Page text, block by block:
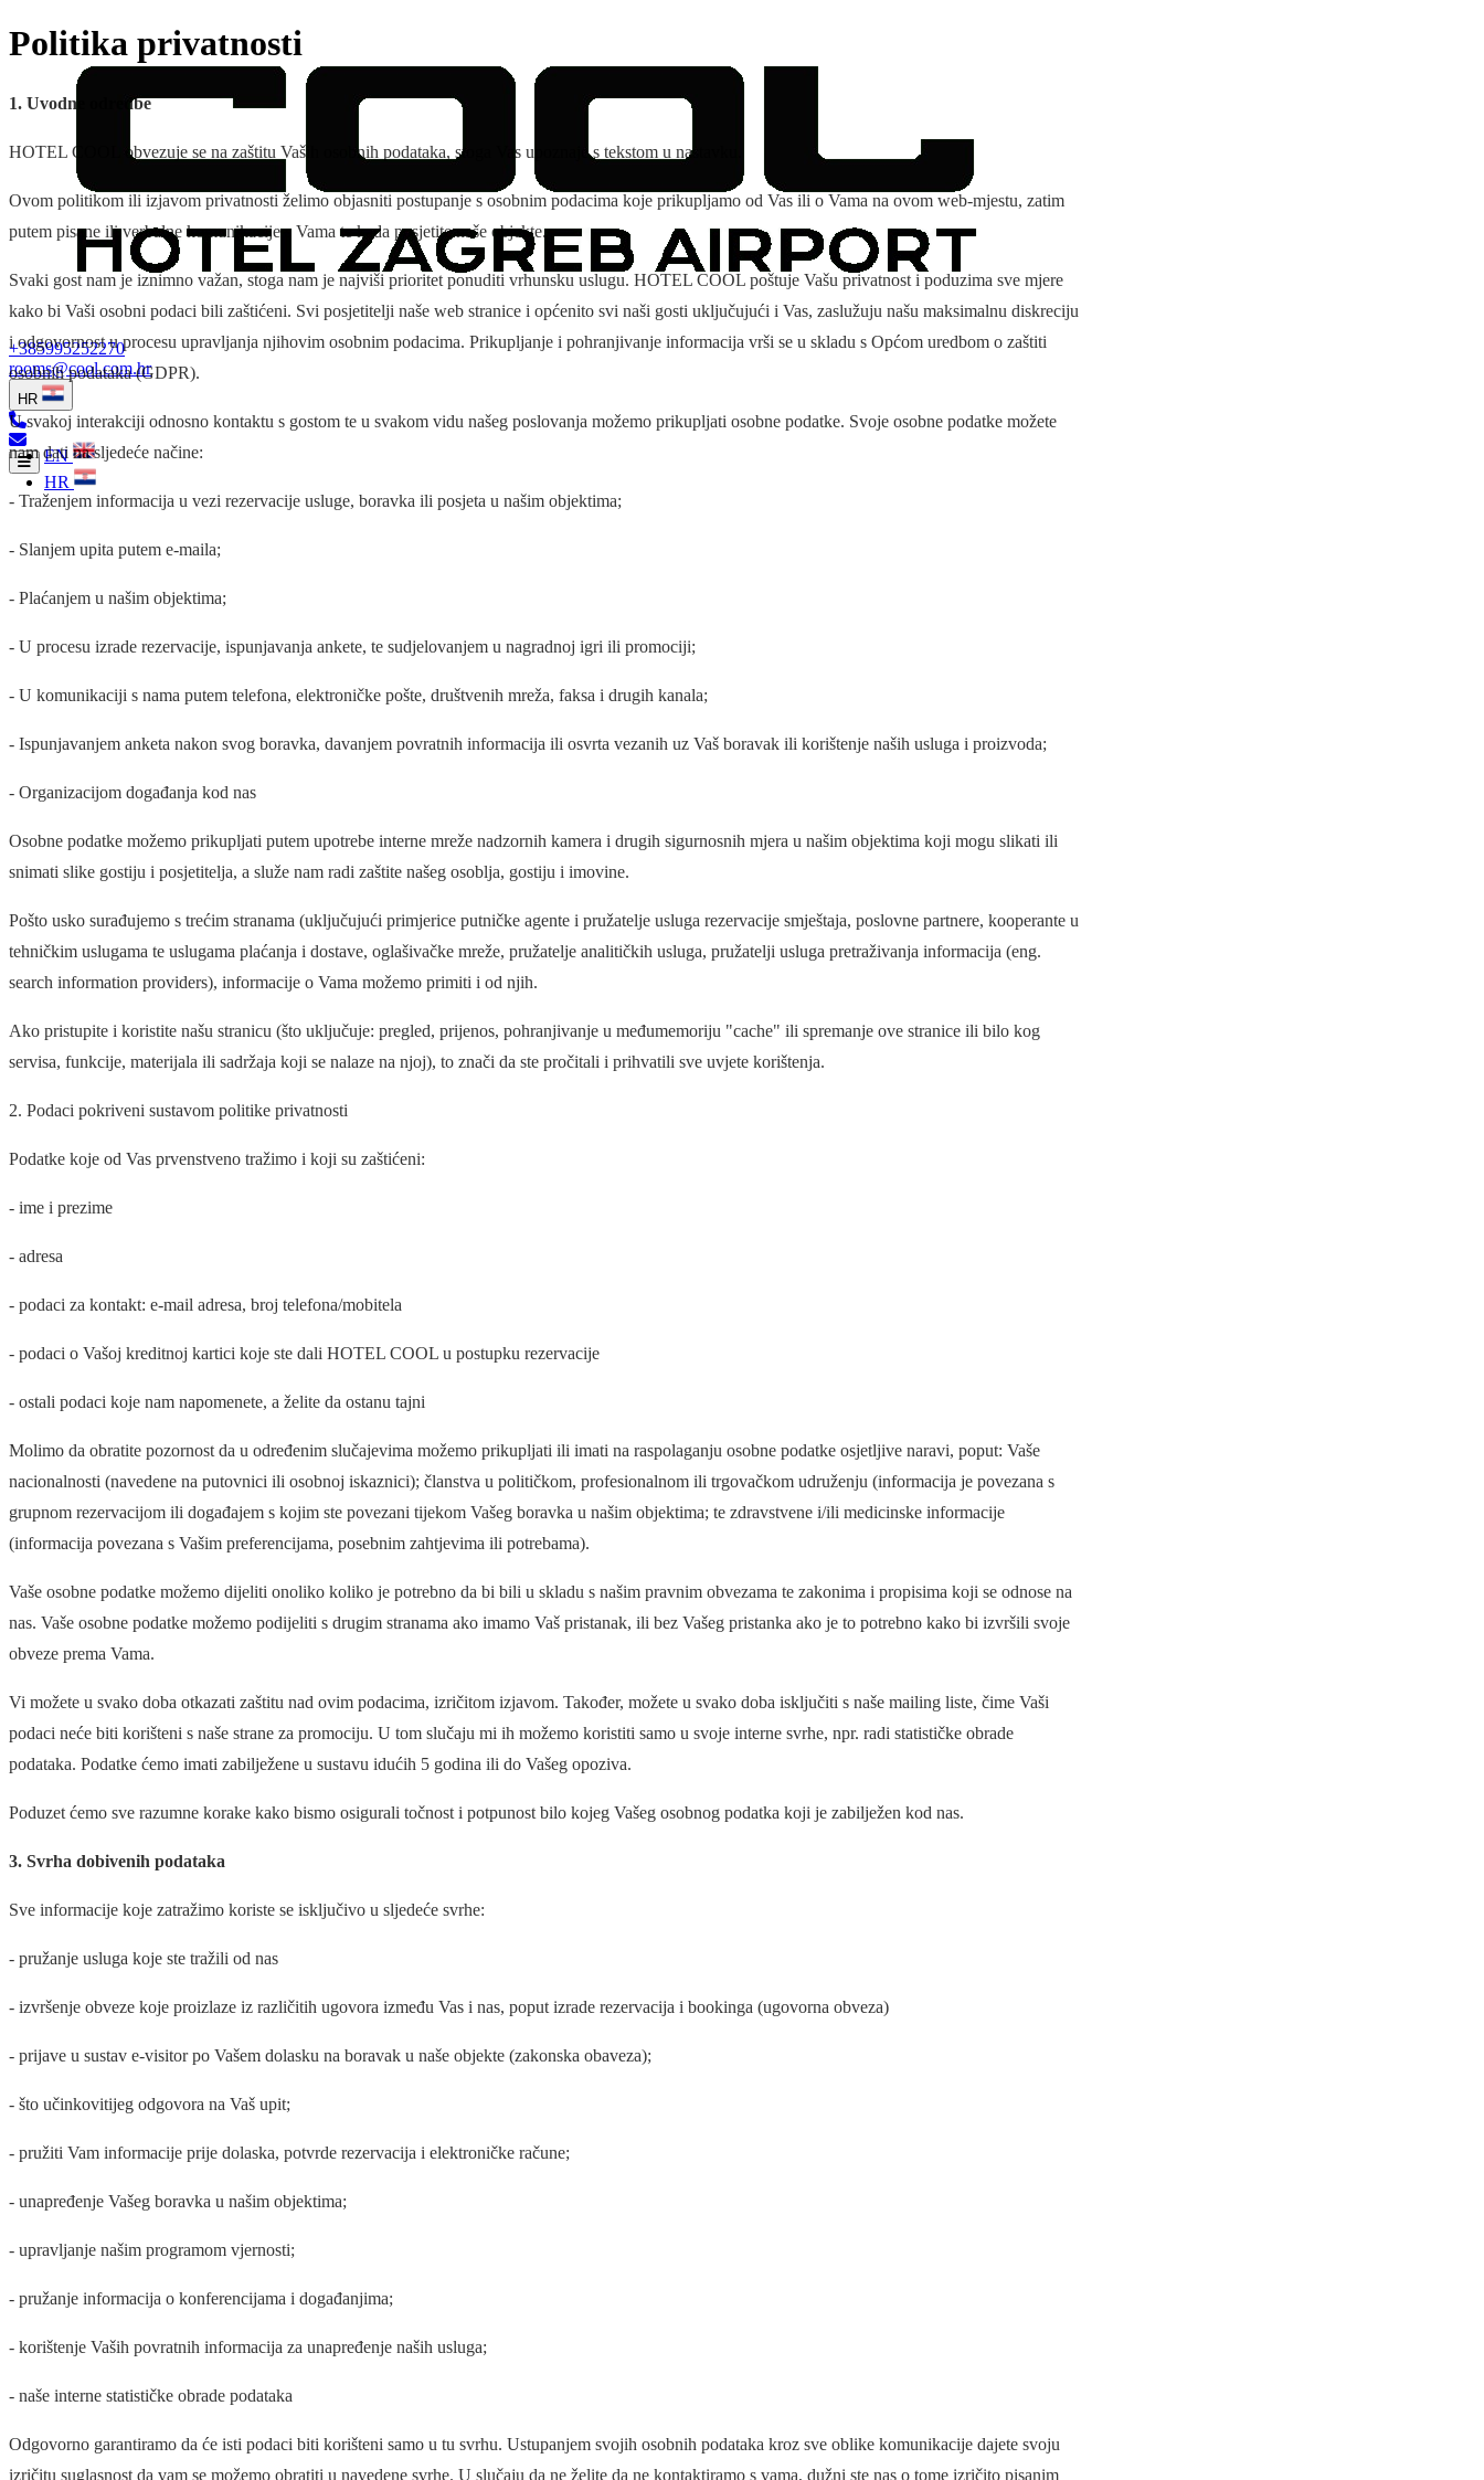
+385995252270
rooms@cool.com.hr
HR
EN
HR
Politika privatnosti
1. Uvodne odredbe
HOTEL COOL obvezuje se na zaštitu Vaših osobnih podataka, stoga Vas upoznaje s tekstom u nastavku.
Ovom politikom ili izjavom privatnosti želimo objasniti postupanje s osobnim podacima koje prikupljamo od Vas ili o Vama na ovom web-mjestu, zatim
putem pisane ili verbalne komunikacije s Vama te kada posjetite naše objekte.
Svaki gost nam je iznimno važan, stoga nam je najviši prioritet ponuditi vrhunsku uslugu. HOTEL COOL poštuje Vašu privatnost i poduzima sve mjere
kako bi Vaši osobni podaci bili zaštićeni. Svi posjetitelji naše web stranice i općenito svi naši gosti uključujući i Vas, zaslužuju našu maksimalnu diskreciju
i odgovornost u procesu upravljanja njihovim osobnim podacima. Prikupljanje i pohranjivanje informacija vrši se u skladu s Općom uredbom o zaštiti
osobnih podataka (GDPR).
U svakoj interakciji odnosno kontaktu s gostom te u svakom vidu našeg poslovanja možemo prikupljati osobne podatke. Svoje osobne podatke možete
nam dati na sljedeće načine:
- Traženjem informacija u vezi rezervacije usluge, boravka ili posjeta u našim objektima;
- Slanjem upita putem e-maila;
- Plaćanjem u našim objektima;
- U procesu izrade rezervacije, ispunjavanja ankete, te sudjelovanjem u nagradnoj igri ili promociji;
- U komunikaciji s nama putem telefona, elektroničke pošte, društvenih mreža, faksa i drugih kanala;
- Ispunjavanjem anketa nakon svog boravka, davanjem povratnih informacija ili osvrta vezanih uz Vaš boravak ili korištenje naših usluga i proizvoda;
- Organizacijom događanja kod nas
Osobne podatke možemo prikupljati putem upotrebe interne mreže nadzornih kamera i drugih sigurnosnih mjera u našim objektima koji mogu slikati ili
snimati slike gostiju i posjetitelja, a služe nam radi zaštite našeg osoblja, gostiju i imovine.
Pošto usko surađujemo s trećim stranama (uključujući primjerice putničke agente i pružatelje usluga rezervacije smještaja, poslovne partnere, kooperante u
tehničkim uslugama te uslugama plaćanja i dostave, oglašivačke mreže, pružatelje analitičkih usluga, pružatelji usluga pretraživanja informacija (eng.
search information providers), informacije o Vama možemo primiti i od njih.
Ako pristupite i koristite našu stranicu (što uključuje: pregled, prijenos, pohranjivanje u međumemoriju "cache" ili spremanje ove stranice ili bilo kog
servisa, funkcije, materijala ili sadržaja koji se nalaze na njoj), to znači da ste pročitali i prihvatili sve uvjete korištenja.
2. Podaci pokriveni sustavom politike privatnosti
Podatke koje od Vas prvenstveno tražimo i koji su zaštićeni:
- ime i prezime
- adresa
- podaci za kontakt: e-mail adresa, broj telefona/mobitela
- podaci o Vašoj kreditnoj kartici koje ste dali HOTEL COOL u postupku rezervacije
- ostali podaci koje nam napomenete, a želite da ostanu tajni
Molimo da obratite pozornost da u određenim slučajevima možemo prikupljati ili imati na raspolaganju osobne podatke osjetljive naravi, poput: Vaše
nacionalnosti (navedene na putovnici ili osobnoj iskaznici); članstva u političkom, profesionalnom ili trgovačkom udruženju (informacija je povezana s
grupnom rezervacijom ili događajem s kojim ste povezani tijekom Vašeg boravka u našim objektima; te zdravstvene i/ili medicinske informacije
(informacija povezana s Vašim preferencijama, posebnim zahtjevima ili potrebama).
Vaše osobne podatke možemo dijeliti onoliko koliko je potrebno da bi bili u skladu s našim pravnim obvezama te zakonima i propisima koji se odnose na
nas. Vaše osobne podatke možemo podijeliti s drugim stranama ako imamo Vaš pristanak, ili bez Vašeg pristanka ako je to potrebno kako bi izvršili svoje
obveze prema Vama.
Vi možete u svako doba otkazati zaštitu nad ovim podacima, izričitom izjavom. Također, možete u svako doba isključiti s naše mailing liste, čime Vaši
podaci neće biti korišteni s naše strane za promociju. U tom slučaju mi ih možemo koristiti samo u svoje interne svrhe, npr. radi statističke obrade
podataka. Podatke ćemo imati zabilježene u sustavu idućih 5 godina ili do Vašeg opoziva.
Poduzet ćemo sve razumne korake kako bismo osigurali točnost i potpunost bilo kojeg Vašeg osobnog podatka koji je zabilježen kod nas.
3. Svrha dobivenih podataka
Sve informacije koje zatražimo koriste se isključivo u sljedeće svrhe:
- pružanje usluga koje ste tražili od nas
- izvršenje obveze koje proizlaze iz različitih ugovora između Vas i nas, poput izrade rezervacija i bookinga (ugovorna obveza)
- prijave u sustav e-visitor po Vašem dolasku na boravak u naše objekte (zakonska obaveza);
- što učinkovitijeg odgovora na Vaš upit;
- pružiti Vam informacije prije dolaska, potvrde rezervacija i elektroničke račune;
- unapređenje Vašeg boravka u našim objektima;
- upravljanje našim programom vjernosti;
- pružanje informacija o konferencijama i događanjima;
- korištenje Vaših povratnih informacija za unapređenje naših usluga;
- naše interne statističke obrade podataka
Odgovorno garantiramo da će isti podaci biti korišteni samo u tu svrhu. Ustupanjem svojih osobnih podataka kroz sve oblike komunikacije dajete svoju
izričitu suglasnost da vam se možemo obratiti u navedene svrhe. U slučaju da ne želite da ne kontaktiramo s vama, dužni ste nas o tome izričito pisanim